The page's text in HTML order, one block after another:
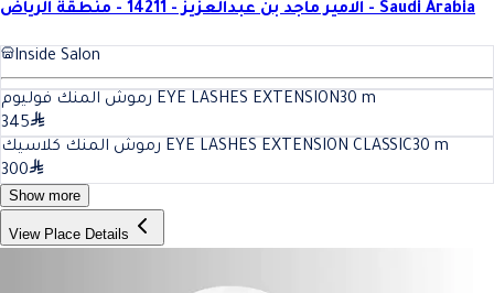
الامير ماجد بن عبدالعزيز - 14211 - منطقة الرياض - Saudi Arabia
Inside Salon
رموش المنك فوليوم EYE LASHES EXTENSION30 m
345
رموش المنك كلاسيك EYE LASHES EXTENSION CLASSIC30 m
300
Show more
View Place Details